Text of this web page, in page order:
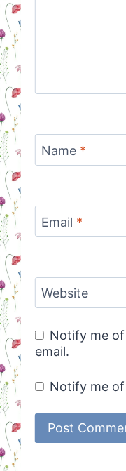
Name *
Email *
Website
Notify me
email.
Notify me